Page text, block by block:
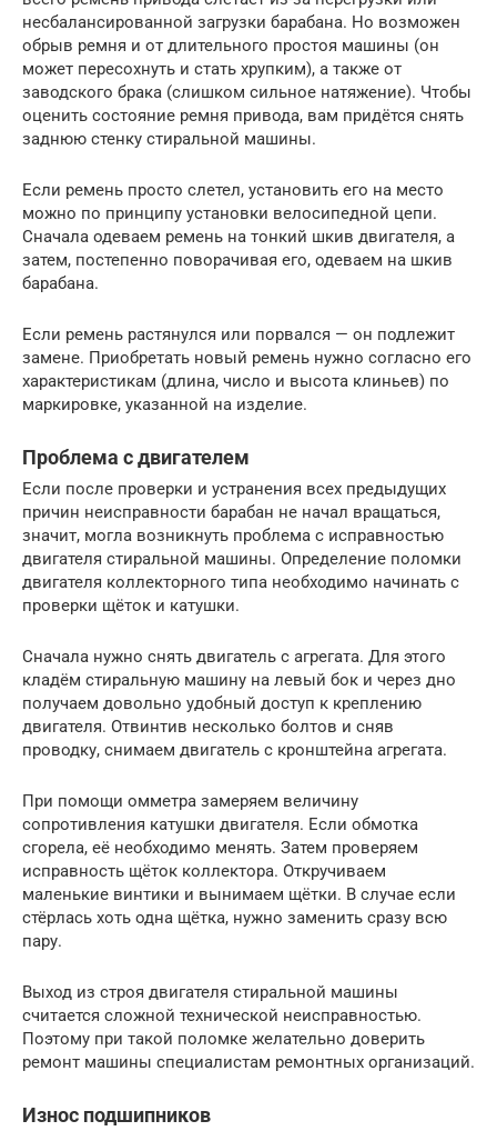
несбалансированной загрузки барабана. Но возможен
обрыв ремня и от длительного простоя машины (он
может пересохнуть и стать хрупким), а также от
заводского брака (слишком сильное натяжение). Чтобы
оценить состояние ремня привода, вам придётся снять
заднюю стенку стиральной машины.
Если ремень просто слетел, установить его на место
можно по принципу установки велосипедной цепи.
Сначала одеваем ремень на тонкий шкив двигателя, а
затем, постепенно поворачивая его, одеваем на шкив
барабана.
Если ремень растянулся или порвался — он подлежит
замене. Приобретать новый ремень нужно согласно его
характеристикам (длина, число и высота клиньев) по
маркировке, указанной на изделие.
Проблема с двигателем
Если после проверки и устранения всех предыдущих
причин неисправности барабан не начал вращаться,
значит, могла возникнуть проблема с исправностью
двигателя стиральной машины. Определение поломки
двигателя коллекторного типа необходимо начинать с
проверки щёток и катушки.
Сначала нужно снять двигатель с агрегата. Для этого
кладём стиральную машину на левый бок и через дно
получаем довольно удобный доступ к креплению
двигателя. Отвинтив несколько болтов и сняв
проводку, снимаем двигатель с кронштейна агрегата.
При помощи омметра замеряем величину
сопротивления катушки двигателя. Если обмотка
сгорела, её необходимо менять. Затем проверяем
исправность щёток коллектора. Откручиваем
маленькие винтики и вынимаем щётки. В случае если
стёрлась хоть одна щётка, нужно заменить сразу всю
пару.
Выход из строя двигателя стиральной машины
считается сложной технической неисправностью.
Поэтому при такой поломке желательно доверить
ремонт машины специалистам ремонтных организаций.
Износ подшипников